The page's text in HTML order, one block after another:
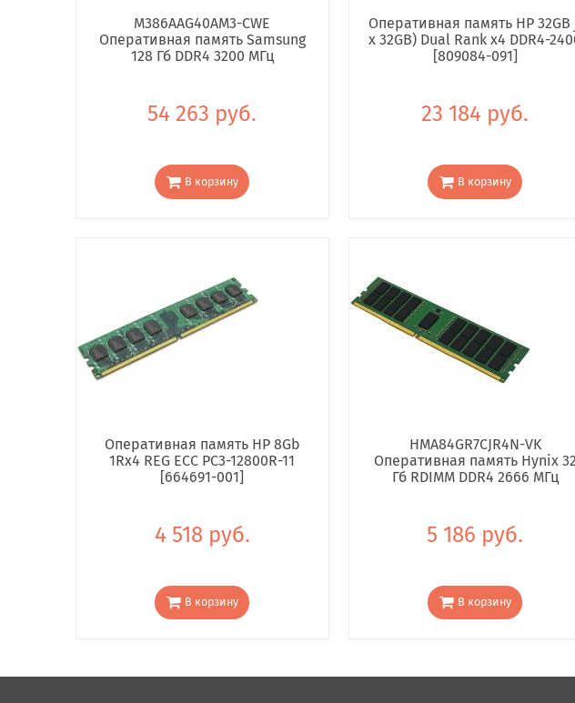
M386AAG40AM3-CWE
Оперативная память Samsung
128 Гб DDR4 3200 МГц
54 263 руб.
В корзину
Оперативная память HP 32GB
x 32GB) Dual Rank x4 DDR4-
[809084-091]
23 184 руб.
В корзину
Оперативная память HP 8Gb
1Rx4 REG ECC PC3-12800R-11
[664691-001]
4 518 руб.
В корзину
HMA84GR7CJR4N-VK
Оперативная память Hynix 32
Гб RDIMM DDR4 2666 МГц
5 186 руб.
В корзину